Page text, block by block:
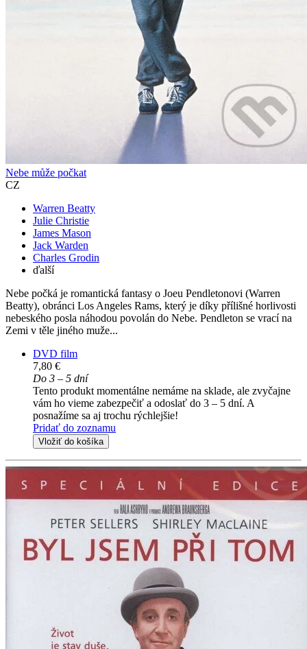
Nebe může počkat
CZ
Warren Beatty
Julie Christie
James Mason
Jack Warden
Charles Grodin
ďalší
Nebe počká je romantická fantasy o Joeu Pendletonovi (Warren
Beatty), obránci Los Angeles Rams, který je díky přílišné horlivosti
nebeského posla náhodou povolán do Nebe. Pendleton se vrací na
Zemi v těle jiného muže...
DVD film
7,80 €
Do 3 – 5 dní
Tento produkt momentálne nemáme na sklade, ale zvyčajne
vám ho vieme zabezpečiť a odoslať do 3 – 5 dní. A
posnažíme sa aj trochu rýchlejšie!
Pridať do zoznamu
Vložiť do košíka